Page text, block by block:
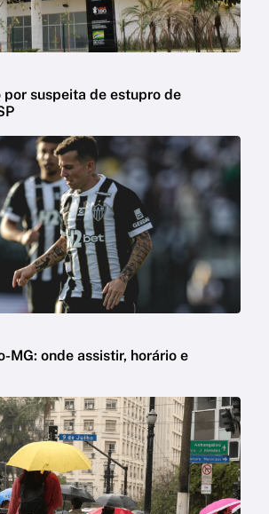
por suspeita de estupro de
MG: onde assistir, horário e